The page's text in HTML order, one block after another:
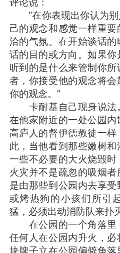
“在你表现出你认为别
己的观念和感觉一样重
洽的气氛。在开始谈话
话的目的或方向。如果
听到的是什么来管制你
者，你接受他的观念将
你的观念。”
卡耐基自己现身说法
在他家附近的一处公园
高庐人的督伊德教徒一
此，当他看到那些嫩树
一些不必要的大火烧毁
火灾并不是疏忽的吸烟
是由那些到公园内去享
或烤热狗的小孩们所引
猛，必须出动消防队来扑灭
在公园的一个角落里
任何人在公园内升火，
块牌子立在公园偏僻角